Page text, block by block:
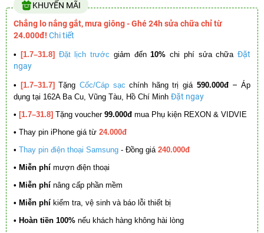
KHUYẾN MÃI
Chẳng lo nắng gắt, mưa giông - Ghé 24h sửa chữa chỉ từ
24.000đ! Chi tiết
• [1.7–31.8] Đặt lịch trước giảm đến10% chi phí sửa chữa Đặt
ngay
• [1.7–31.7] Tặng Cốc/Cáp sạc chính hãng trị giá 590.000đ –Áp
dụng tại 162A Ba Cu, Vũng Tàu, Hồ Chí Minh Đặt ngay
• [1.7–31.8] Tặng voucher 99.000đ mua Phụ kiện REXON & VIDVIE
• Thay pin iPhone giá từ 24.000đ
• Thay pin điện thoại Samsung - Đồng giá 240.000đ
• Miễn phí mượn điện thoại
• Miễn phí nâng cấp phần mềm
• Miễn phí kiểm tra, vệ sinh và báo lỗi thiết bị
• Hoàn tiền 100% nếu khách hàng không hài lòng